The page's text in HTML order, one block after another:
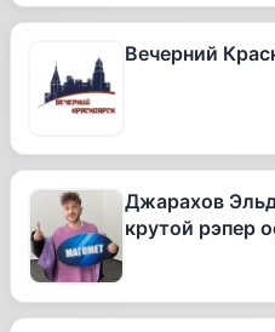
Вечерний
Джарахов
крутой рэпер